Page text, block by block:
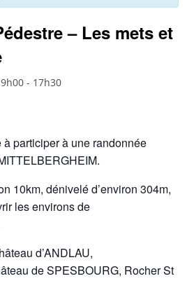
– Les mets et
- 17h30
participer à une randonnée
10km, dénivelé d’environ 304m,
les environs de
d’ANDLAU,
de SPESBOURG, Rocher St